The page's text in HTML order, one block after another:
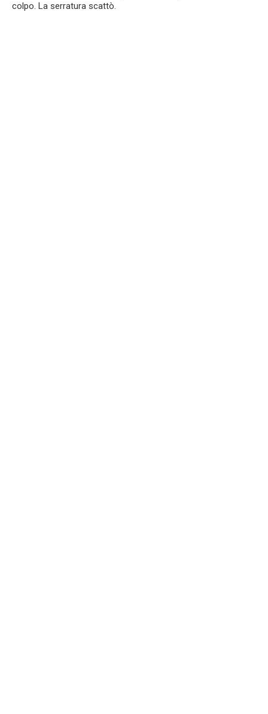
colpo. La serratura scattò.